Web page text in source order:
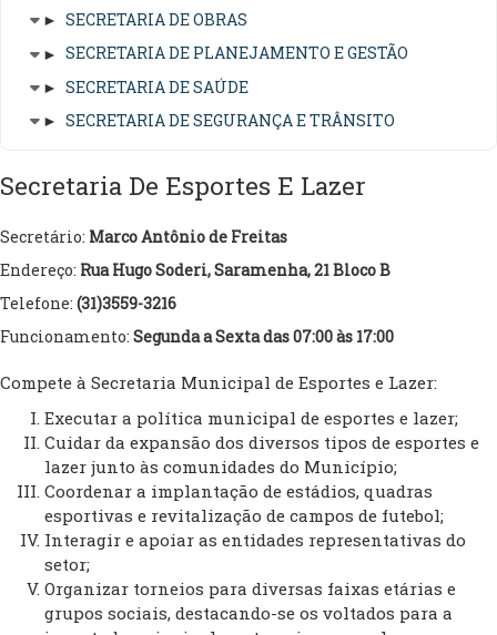
► SECRETARIA DE OBRAS
► SECRETARIA DE PLANEJAMENTO E GESTÃO
► SECRETARIA DE SAÚDE
► SECRETARIA DE SEGURANÇA E TRÂNSITO
Secretaria De Esportes E Lazer
Secretário: Marco Antônio de Freitas
Endereço: Rua Hugo Soderi, Saramenha, 21 Bloco B
Telefone: (31)3559-3216
Funcionamento: Segunda a Sexta das 07:00 às 17:00
Compete à Secretaria Municipal de Esportes e Lazer:
Executar a política municipal de esportes e lazer;
Cuidar da expansão dos diversos tipos de esportes e
lazer junto às comunidades do Município;
Coordenar a implantação de estádios, quadras
esportivas e revitalização de campos de futebol;
Interagir e apoiar as entidades representativas do
setor;
Organizar torneios para diversas faixas etárias e
grupos sociais, destacando-se os voltados para a